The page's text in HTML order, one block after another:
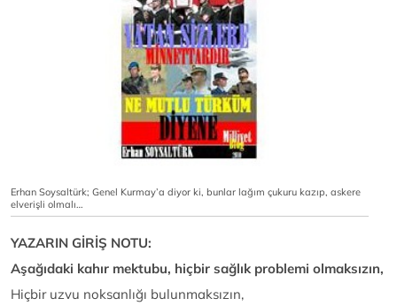
Erhan Soysaltürk; Genel Kurmay’a diyor ki, bunlar lağım çukuru kazıp, askere
elverişli olmalı…
YAZARIN GİRİŞ NOTU:
Aşağıdaki kahır mektubu, hiçbir sağlık problemi olmaksızın,
Hiçbir uzvu noksanlığı bulunmaksızın,